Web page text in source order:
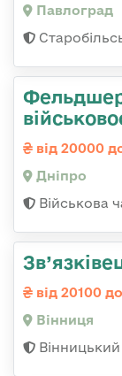
Павлоград
від 20000
Дніпро
Військова
від 20100
Вінниця